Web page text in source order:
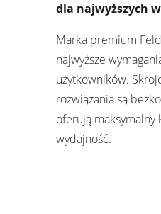
dla najwyższych
Marka premium
najwyższe
użytkowników.
rozwiązania są
oferują maksymalny
wydajność.